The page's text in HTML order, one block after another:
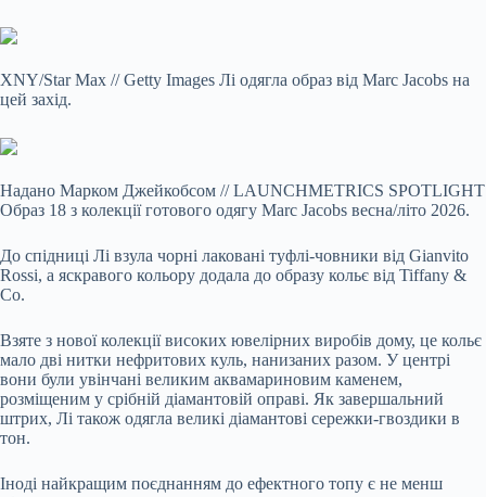
XNY/Star Max // Getty Images Лі одягла образ від Marc Jacobs на
цей захід.
Надано Марком Джейкобсом // LAUNCHMETRICS SPOTLIGHT
Образ 18 з колекції готового одягу Marc Jacobs весна/літо 2026.
До спідниці Лі взула чорні лаковані туфлі-човники від Gianvito
Rossi, а яскравого кольору додала до образу кольє від Tiffany &
Co.
Взяте з нової колекції високих ювелірних виробів дому, це кольє
мало дві нитки нефритових куль, нанизаних разом. У центрі
вони були увінчані великим аквамариновим каменем,
розміщеним у срібній діамантовій оправі. Як завершальний
штрих, Лі також одягла великі діамантові сережки-гвоздики в
тон.
Іноді найкращим поєднанням до ефектного топу є не менш